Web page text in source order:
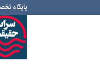
to
پایگاه